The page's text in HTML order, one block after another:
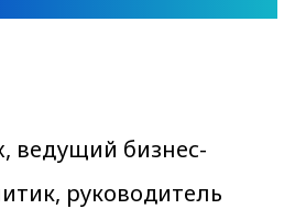
ведущий бизнес-
руководитель